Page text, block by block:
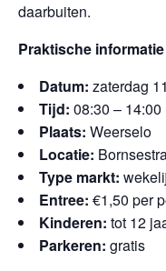
daarbuiten.
Praktische informatie
Datum: zaterdag
Tijd: 08:30 – 14:00
Plaats: Weerselo
Locatie:
Type markt:
Entree: €1,50 per
Kinderen: tot 12
Parkeren: gratis